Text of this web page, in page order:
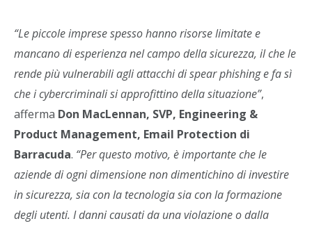
“Le piccole imprese spesso hanno risorse limitate e
mancano di esperienza nel campo della sicurezza, il che le
rende più vulnerabili agli attacchi di spear phishing e fa sì
che i cybercriminali si approfittino della situazione”,
afferma Don MacLennan, SVP, Engineering &
Product Management, Email Protection di
Barracuda. “Per questo motivo, è importante che le
aziende di ogni dimensione non dimentichino di investire
in sicurezza, sia con la tecnologia sia con la formazione
degli utenti. I danni causati da una violazione o dalla